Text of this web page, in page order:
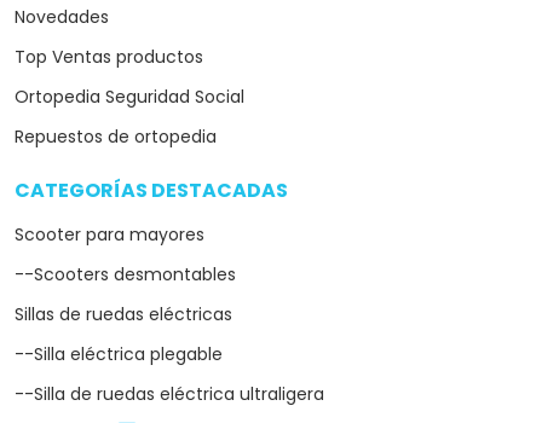
Novedades
Top Ventas productos
Ortopedia Seguridad Social
Repuestos de ortopedia
CATEGORÍAS DESTACADAS
Scooter para mayores
--Scooters desmontables
Sillas de ruedas eléctricas
--Silla eléctrica plegable
--Silla de ruedas eléctrica ultraligera